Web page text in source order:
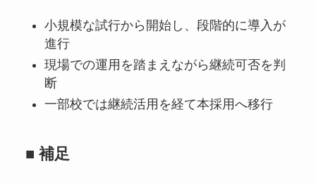
小規模な試行から開始し、段階的に導入が
進行
現場での運用を踏まえながら継続可否を判
断
一部校では継続活用を経て本採用へ移行
■ 補足